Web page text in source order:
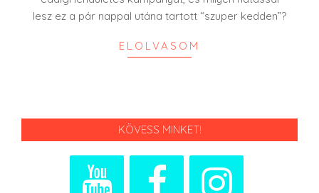
lesz ez a pár nappal utána tartott “szuper kedden”?
ELOLVASOM
KÖVESS MINKET!